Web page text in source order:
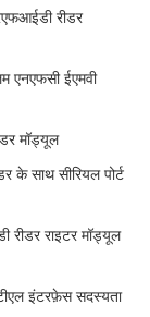
रीडर
एनएफसी ईएमवी
मॉड्यूल
के साथ सीरियल पोर्ट
राइटर मॉड्यूल
इंटरफ़ेस सदस्यता